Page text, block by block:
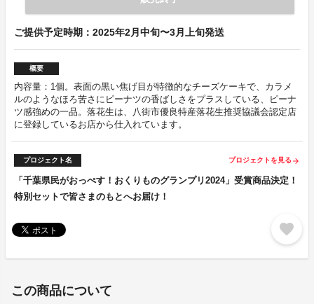
ご提供予定時期：2025年2月中旬〜3月上旬発送
概要
内容量：1個。表面の黒い焦げ目が特徴的なチーズケーキで、カラメ
ルのようなほろ苦さにピーナツの香ばしさをプラスしている、ピーナ
ツ感強めの一品。落花生は、八街市優良特産落花生推奨協議会認定店
に登録しているお店から仕入れています。
プロジェクト名 プロジェクトを見る arrow_forward
「千葉県民がおっぺす！おくりものグランプリ2024」受賞商品決定！
特別セットで皆さまのもとへお届け！
favorite
この商品について